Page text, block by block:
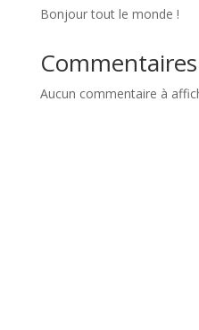
Bonjour tout le monde !
Aucun commentaire à